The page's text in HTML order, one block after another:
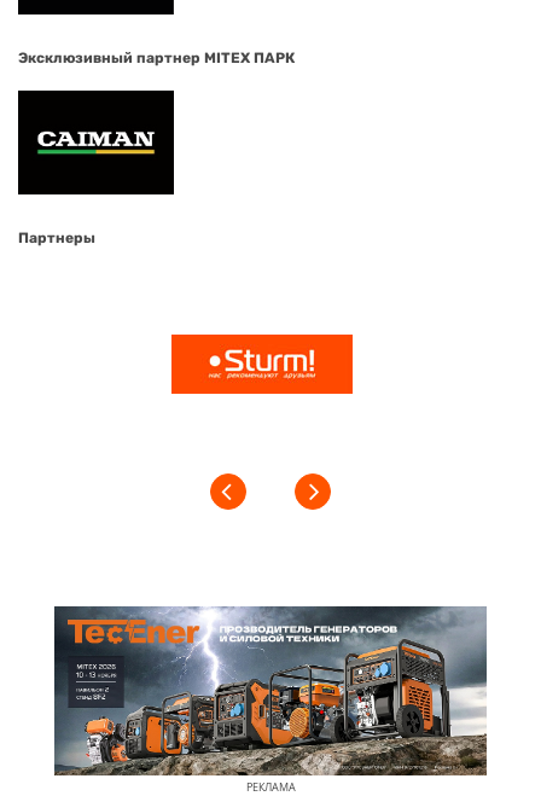
Эксклюзивный партнер MITEX ПАРК
Партнеры
РЕКЛАМА